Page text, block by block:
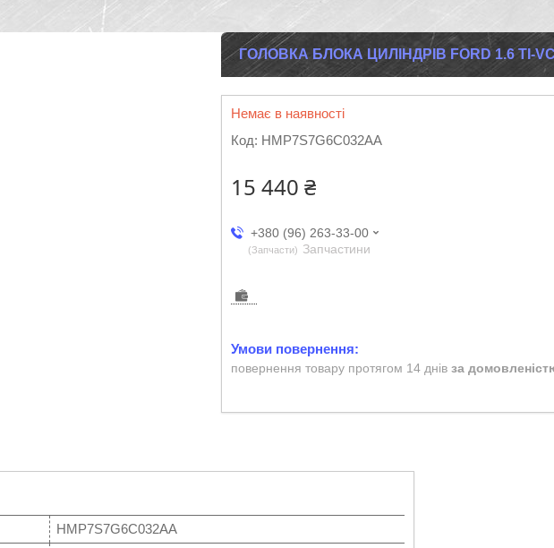
ГОЛОВКА БЛОКА ЦИЛІНДРІВ FORD 1.6 TI-
Немає в наявності
Код: HMP7S7G6C032AA
15 440 ₴
+380 (96) 263-33-00
Запчасти Запчастини
повернення товару протягом 14 днів за
HMP7S7G6C032AA